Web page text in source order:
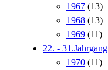
1967 (13)
1968 (13)
1969 (11)
22. - 31.Jahrgang
1970 (11)